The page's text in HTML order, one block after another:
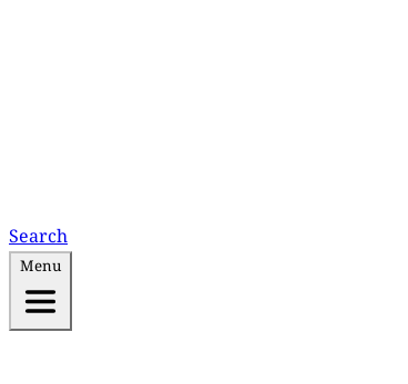
Search
Menu